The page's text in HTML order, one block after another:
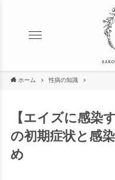
ホーム 性病の知識
【エイズに感染
の初期症状と感
め